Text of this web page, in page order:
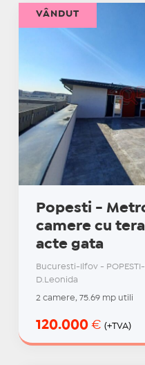
Popesti -
camere cu
acte gata
Bucuresti-Ilfov -
D.Leonida
2 camere, 75.69 mp utili
120.000 € (+TVA)
VÂNDUT